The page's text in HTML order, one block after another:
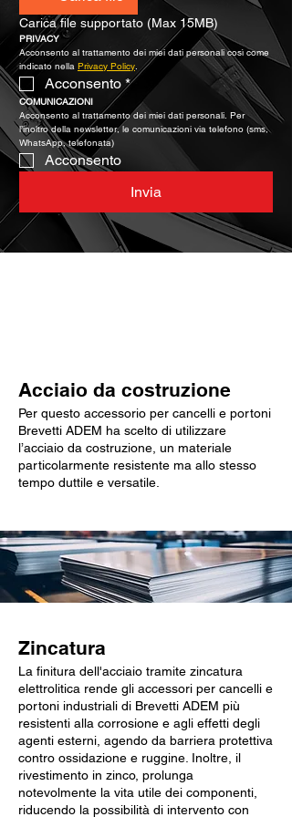
Carica file supportato (Max 15MB)
PRIVACY
Acconsento al trattamento dei miei dati personali così come
indicato nella Privacy Policy.
Acconsento *
COMUNICAZIONI
Acconsento al trattamento dei miei dati personali. Per
l’inoltro della newsletter, le comunicazioni via telefono (sms,
WhatsApp, telefonata)
Acconsento
Invia
Acciaio da costruzione
Per questo accessorio per cancelli e portoni
Brevetti ADEM ha scelto di utilizzare
l’acciaio da costruzione, un materiale
particolarmente resistente ma allo stesso
tempo duttile e versatile.
Zincatura
La finitura dell'acciaio tramite zincatura
elettrolitica rende gli accessori per cancelli e
portoni industriali di Brevetti ADEM più
resistenti alla corrosione e agli effetti degli
agenti esterni, agendo da barriera protettiva
contro ossidazione e ruggine. Inoltre, il
rivestimento in zinco, prolunga
notevolmente la vita utile dei componenti,
riducendo la possibilità di intervento con